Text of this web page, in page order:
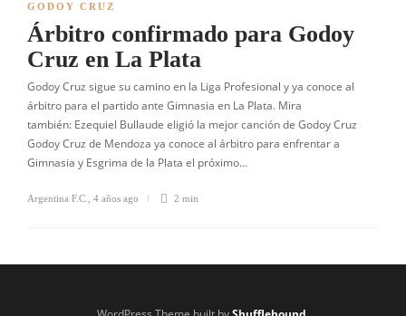
GODOY CRUZ
Árbitro confirmado para Godoy
Cruz en La Plata
Godoy Cruz sigue su camino en la Liga Profesional y ya conoce al
árbitro para el partido ante Gimnasia en La Plata. Mira
también: Ezequiel Bullaude eligió la mejor canción de Godoy Cruz
Godoy Cruz de Mendoza ya conoce al árbitro para enfrentar a
Gimnasia y Esgrima de la Plata el próximo…
Argentina F.C. 4 años ago 2 min